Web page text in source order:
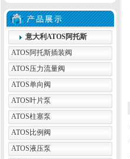
意大利ATOS阿托斯
ATOS阿托斯插装阀
ATOS压力流量阀
ATOS单向阀
ATOS叶片泵
ATOS柱塞泵
ATOS比例阀
ATOS液压泵